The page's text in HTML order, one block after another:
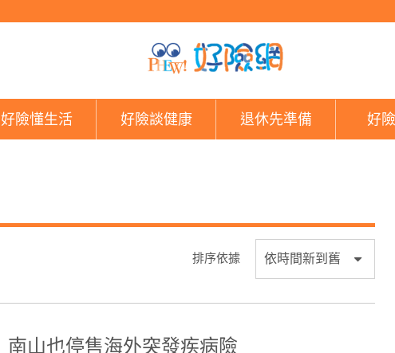
好險懂生活 好險談健康 退休先準備 好
排序依據
南山也停售海外突發疾病險